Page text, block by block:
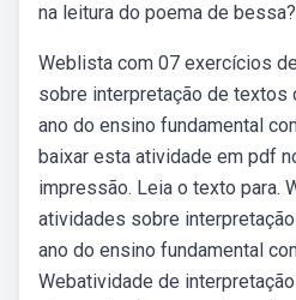
na leitura do poema de bessa?
Weblista com 07 exercícios
sobre interpretação de textos
ano do ensino fundamental
baixar esta atividade em pdf
impressão. Leia o texto para.
atividades sobre
ano do ensino fundamental
Webatividade de